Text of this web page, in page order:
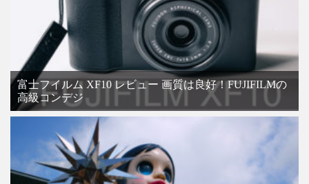
富士フイルム XF10 レビュー 画質は良好！FUJIFILMの
高級コンデジ